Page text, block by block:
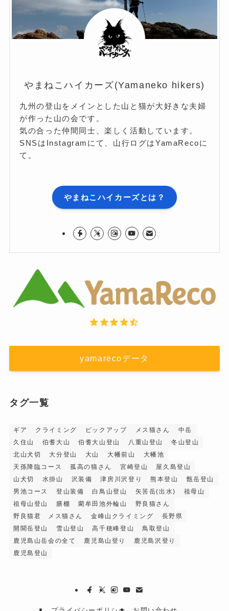
やまねこハイカーズ(Yamaneko hikers)
九州の登山をメインとした山と猫が大好きな夫婦
が作った山の会です。
気の合った仲間同士、楽しく活動しています。
SNSはInstagramにて、山行ログはYamaRecoに
て。
やまねこハイカーズとは？
yamarecoデータ
タグ一覧
ギア クライミング ピックアップ メス猫さん
中岳
久住山
伯耆大山 伯耆大山登山 八重山登山
冬山登山
北山犬切
大分登山 大山 大幡前山
大幡池
天孫降臨コース
孤高の猫さん 宮崎登山
屋久島登山
山犬切
水掛山 沢装備 津房川沢登り 熊本登山
甑岳登山
男池コース
登山装備 白鳥山登山 矢筈岳(出水)
祖母山
祖母山登山
膳棚 藺牟田池外輪山
野良猫さん
野良猫君 メス猫さん
金峰山クライミング
長野県
開聞岳登山
雪山登山 高千穂峰登山
鳥取登山
鹿児島山岳会の全て
鹿児島山登り
鹿児島沢登り
鹿児島登山